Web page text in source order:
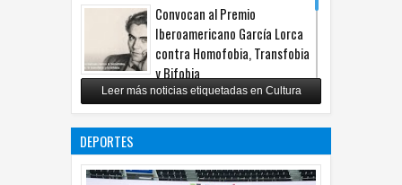
Convocan al Premio
Iberoamericano García Lorca
contra Homofobia, Transfobia
y Bifobia
28 Jul 2026 0
Convoca UACH-SPAUACH 2026
a publicar textos académicos
Leer más noticias etiquetadas en Cultura
DEPORTES